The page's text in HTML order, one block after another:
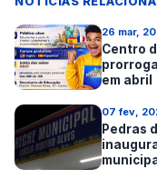
26 mar,
Centro
em abril
07 fev,
Pedras